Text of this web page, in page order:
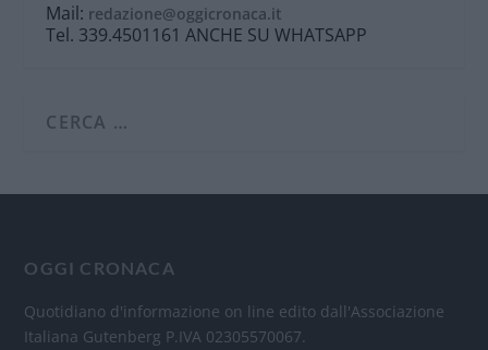
Mail: redazione@oggicronaca.it
Tel. 339.4501161 ANCHE SU WHATSAPP
OGGI CRONACA
Quotidiano d'informazione on line edito dall'Associazione
Italiana Gutenberg P.IVA 02305570067.